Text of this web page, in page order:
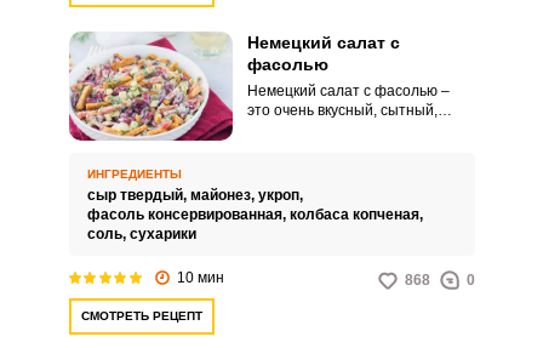
Немецкий салат с
фасолью
Немецкий салат с фасолью –
это очень вкусный, сытный,
быстро, буквально за пару
минут.
ИНГРЕДИЕНТЫ
сыр твердый, майонез, укроп,
фасоль консервированная, колбаса копченая,
соль, сухарики
10 мин 868 0
СМОТРЕТЬ РЕЦЕПТ